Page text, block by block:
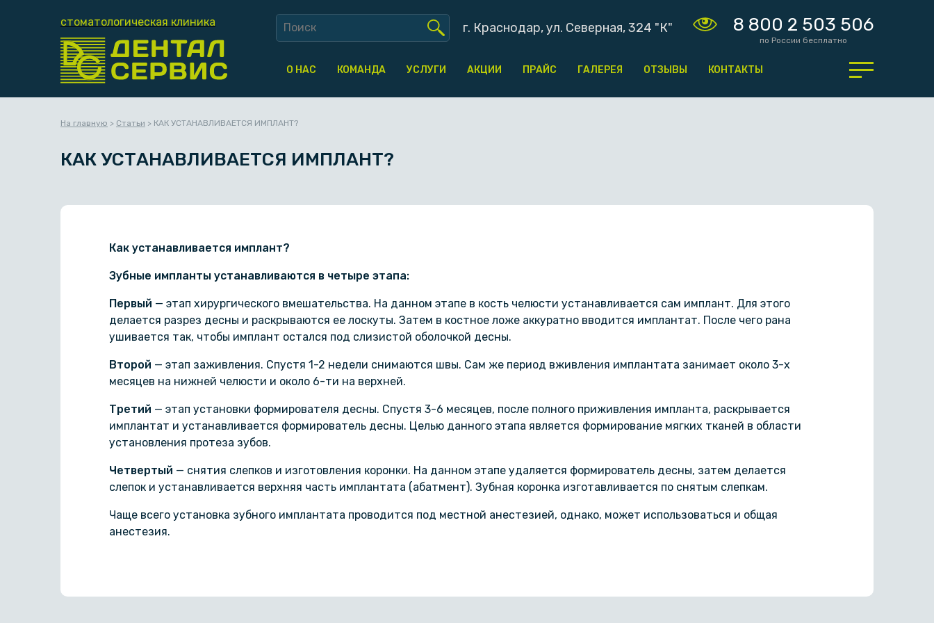
стоматологическая клиника г. Краснодар, ул. Северная, 324 "К" 8 800 2 503 506
по России бесплатно
О НАС КОМАНДА УСЛУГИ АКЦИИ ПРАЙС ГАЛЕРЕЯ ОТЗЫВЫ КОНТАКТЫ
На главную > Статьи > КАК УСТАНАВЛИВАЕТСЯ ИМПЛАНТ?
КАК УСТАНАВЛИВАЕТСЯ ИМПЛАНТ?
Как устанавливается имплант?
Зубные импланты устанавливаются в четыре этапа:
Первый — этап хирургического вмешательства. На данном этапе в кость челюсти устанавливается сам имплант. Для этого
делается разрез десны и раскрываются ее лоскуты. Затем в костное ложе аккуратно вводится имплантат. После чего рана
ушивается так, чтобы имплант остался под слизистой оболочкой десны.
Второй — этап заживления. Спустя 1-2 недели снимаются швы. Сам же период вживления имплантата занимает около 3-х
месяцев на нижней челюсти и около 6-ти на верхней.
Третий — этап установки формирователя десны. Спустя 3-6 месяцев, после полного приживления импланта, раскрывается
имплантат и устанавливается формирователь десны. Целью данного этапа является формирование мягких тканей в области
установления протеза зубов.
Четвертый — снятия слепков и изготовления коронки. На данном этапе удаляется формирователь десны, затем делается
слепок и устанавливается верхняя часть имплантата (абатмент). Зубная коронка изготавливается по снятым слепкам.
Чаще всего установка зубного имплантата проводится под местной анестезией, однако, может использоваться и общая
анестезия.